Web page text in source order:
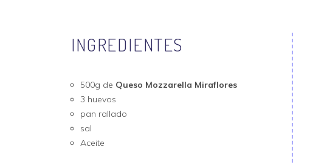
INGREDIENTES
500g de Queso Mozzarella Miraflores
3 huevos
pan rallado
sal
Aceite